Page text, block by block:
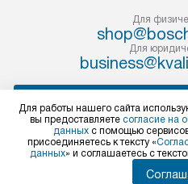
Для
Для
Политика
Условия
Карта
Для работы нашего сайта
вы предоставляете согласие на
данных с помощью
присоединяетесь к тексту «
данных» и соглашаетесь с